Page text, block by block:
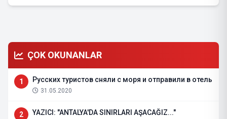
ÇOK OKUNANLAR
1 Русских туристов сняли с моря и отправили в отель
31.05.2020
2 YAZICI: "ANTALYA'DA SINIRLARI AŞACAĞIZ..."